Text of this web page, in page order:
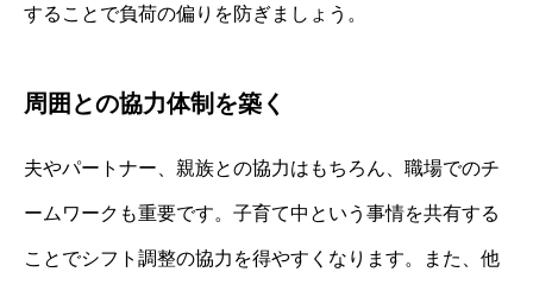
することで負荷の偏りを防ぎましょう。
周囲との協力体制を築く
夫やパートナー、親族との協力はもちろん、職場でのチ
ームワークも重要です。子育て中という事情を共有する
ことでシフト調整の協力を得やすくなります。また、他